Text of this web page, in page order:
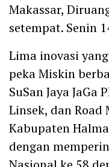
Makassar,
setempat. Senin
Lima inovasi
peka Miskin
SuSan Jaya JaGa
Linsek, dan Road
Kabupaten
dengan